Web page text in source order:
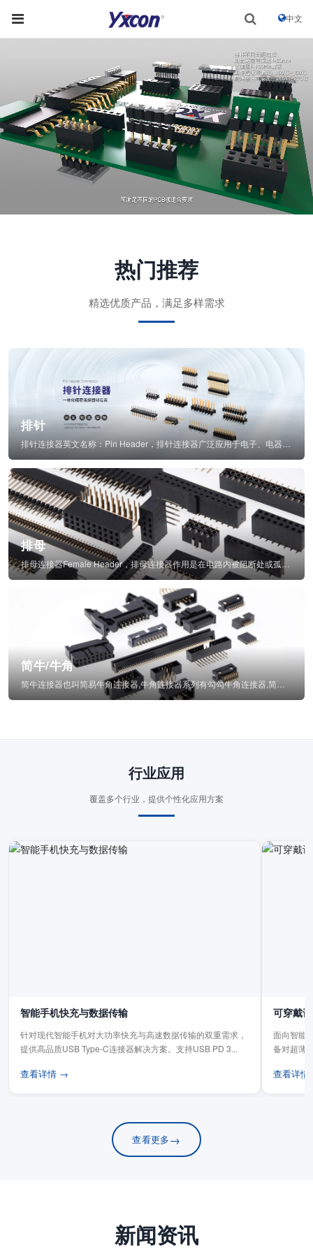
中文
热门推荐
精选优质产品，满足多样需求
排针
排母
排母连接器Female Header，排母连接器作用是在电路内被阻断处或孤立不通...
简牛/牛角
行业应用
覆盖多个行业，提供个性化应用方案
智能手机快充与数据传输
针对现代智能手机对大功率快充与高速数据传输的双重需求，
提供高品质USB Type-C连接器解决方案。支持USB PD 3...
查看详情 →
可穿戴
面向智能
备对超薄
查看详
查看更多→
新闻资讯